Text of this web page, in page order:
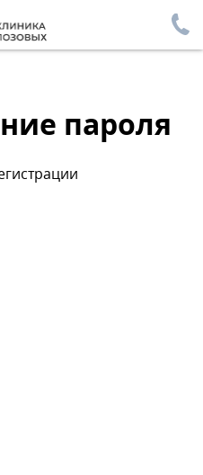
пароля